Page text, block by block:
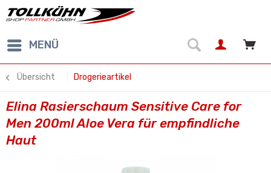
MENÜ
Übersicht Drogerieartikel
Elina Rasierschaum Sensitive Care for
Men 200ml Aloe Vera für empfindliche
Haut